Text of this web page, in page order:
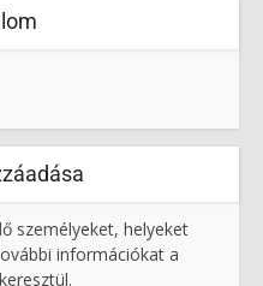
személyeket, helyeket
információkat a